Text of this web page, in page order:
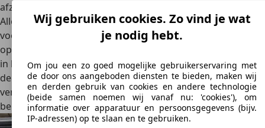
afzonderlijk bediende ventilatieregeling aan de achterzijde.
Alle schakelaars zijn binnen handbereik en de middelste
voorstoel kan worden neergeklapt en gebruikt als extra
opbergruimte. Schakelen gebeurt met een joystick die zich
in het dashboard bevindt en gemakkelijk toegankelijk is via
de bestuurderscabine. Ook elektrische ramen en centrale
vergrendeling met radiografische afstandsbediening
behoren tot de standaarduitrusting.
Wij gebruiken cookies. Zo vind je wat
je nodig hebt.
Om jou een zo goed mogelijke gebruikerservaring met
de door ons aangeboden diensten te bieden, maken wij
en derden gebruik van cookies en andere technologie
(beide samen noemen wij vanaf nu: 'cookies'), om
informatie over apparatuur en persoonsgegevens (bijv.
IP-adressen) op te slaan en te gebruiken.